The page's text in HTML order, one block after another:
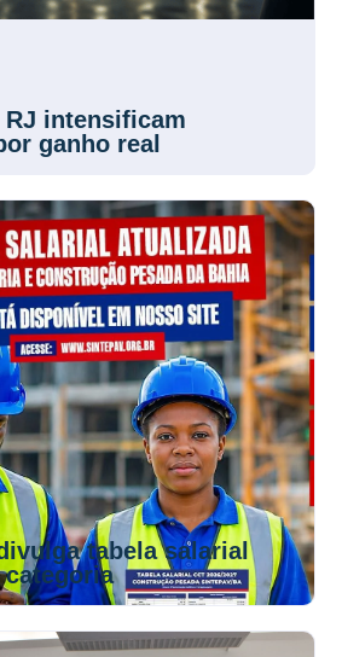
intensificam
ganho real
tabela salarial
categoria